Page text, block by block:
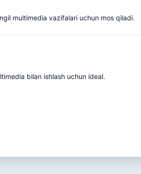
multimedia vazifalari uchun mos qiladi.
bilan ishlash uchun ideal.